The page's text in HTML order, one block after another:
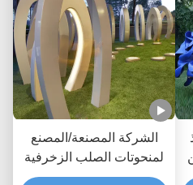
الشركة المصنعة/المصنع
لمنحوتات الصلب الزخرفية
الخارجية العامة الحديثة